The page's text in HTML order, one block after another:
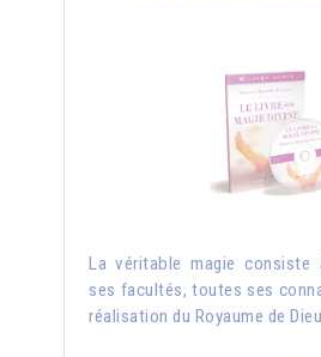
La véritable magie
ses facultés, toutes ses
réalisation du Royaume de Dieu